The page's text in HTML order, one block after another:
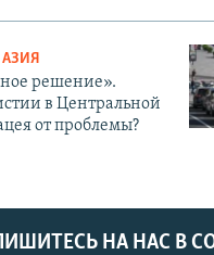
решение».
в Центральной
от проблемы?
НА НАС В